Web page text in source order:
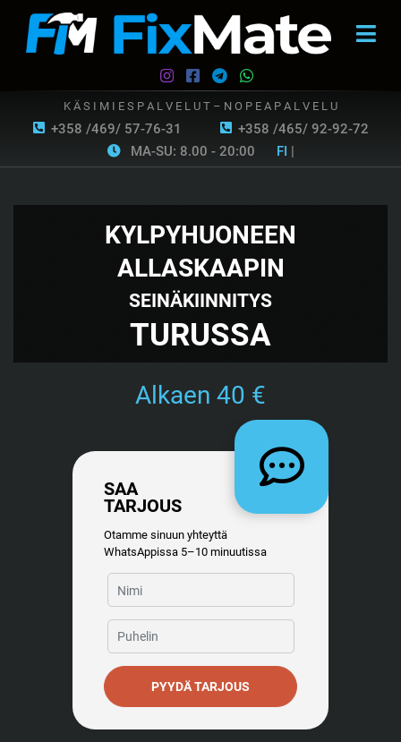
+358 /469/ 57-76-31 +358 /465/ 92-92-72
K Ä S I M I E S P A L V E L U T – N O P E A P A L V E L U
MA-SU: 8.00 - 20:00 FI |
KYLPYHUONEEN
ALLASKAAPIN
SEINÄKIINNITYS
TURUSSA
Alkaen 40 €
SAA
TARJOUS
Otamme sinuun yhteyttä
WhatsAppissa 5–10 minuutissa
PYYDÄ TARJOUS